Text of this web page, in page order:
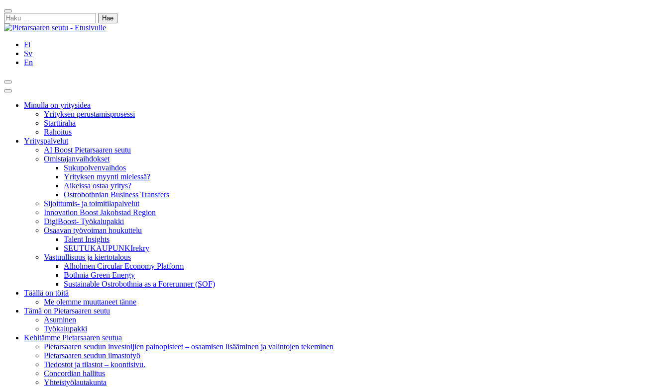
Siirry
sisältöön
Sulje
Haku:
Fi
Sv
En
Hae
Päävalikko
Minulla on yritysidea
Yrityksen perustamisprosessi
Starttiraha
Rahoitus
Yrityspalvelut
AI Boost Pietarsaaren seutu
Omistajanvaihdokset
Sukupolvenvaihdos
Yrityksen myynti mielessä?
Aikeissa ostaa yritys?
Ostrobothnian Business Transfers
Sijoittumis- ja toimitilapalvelut
Innovation Boost Jakobstad Region
DigiBoost- Työkalupakki
Osaavan työvoiman houkuttelu
Talent Insights
SEUTUKAUPUNKIrekry
Vastuullisuus ja kiertotalous
Alholmen Circular Economy Platform
Bothnia Green Energy
Sustainable Ostrobothnia as a Forerunner (SOF)
Täällä on töitä
Me olemme muuttaneet tänne
Tämä on Pietarsaaren seutu
Asuminen
Työkalupakki
Kehitämme Pietarsaaren seutua
Pietarsaaren seudun investoijien painopisteet – osaamisen lisääminen ja valintojen tekeminen
Pietarsaaren seudun ilmastotyö
Tiedostot ja tilastot – koontisivu.
Concordian hallitus
Yhteistyölautakunta